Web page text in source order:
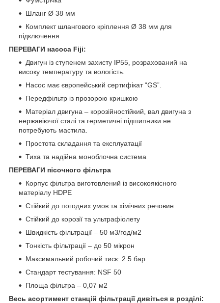
Шланг Ø 38 мм
Комплект шлангового кріплення Ø 38 мм для
підключення
ПЕРЕВАГИ насоса Fiji:
Двигун із ступенем захисту IP55, розрахований на
високу температуру та вологість.
Насос має європейський сертифікат “GS”.
Передфільтр із прозорою кришкою
Матеріал двигуна – корозійностійкий, вал двигуна з
нержавіючої сталі та герметичні підшипники не
потребують мастила.
Простота складання та експлуатації
Тиха та надійна моноблочна система
ПЕРЕВАГИ пісочного фільтра
Корпус фільтра виготовлений із високоякісного
матеріалу HDPE
Стійкий до погодних умов та хімічних речовин
Стійкий до корозії та ультрафіолету
Швидкість фільтрації – 50 м3/год/м2
Тонкість фільтрації – до 50 мікрон
Максимальний робочий тиск: 2.5 бар
Стандарт тестування: NSF 50
Площа фільтра – 0,07 м2
Весь асортимент станцій фільтрації дивіться в розділі: